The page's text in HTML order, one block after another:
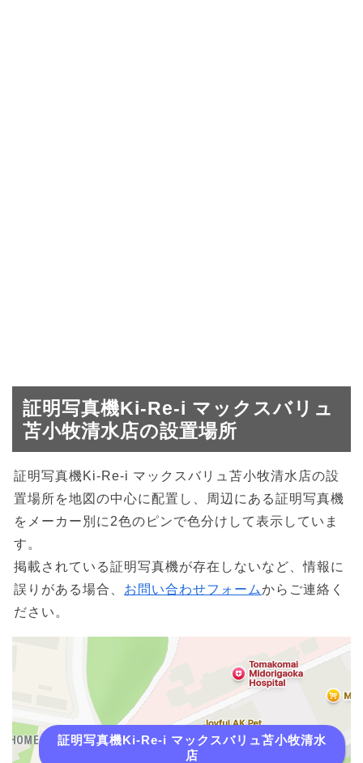
証明写真機Ki-Re-i マックスバリュ
苫小牧清水店の設置場所
証明写真機Ki-Re-i マックスバリュ苫小牧清水店の設
置場所を地図の中心に配置し、周辺にある証明写真機
をメーカー別に2色のピンで色分けして表示していま
す。
掲載されている証明写真機が存在しないなど、情報に
誤りがある場合、 お問い合わせフォームからご連絡く
ださい。
証明写真機Ki-Re-i マックスバリュ苫小牧清水
店